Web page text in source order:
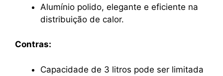
Alumínio polido, elegante e eficiente na
distribuição de calor.
Contras:
Capacidade de 3 litros pode ser limitada